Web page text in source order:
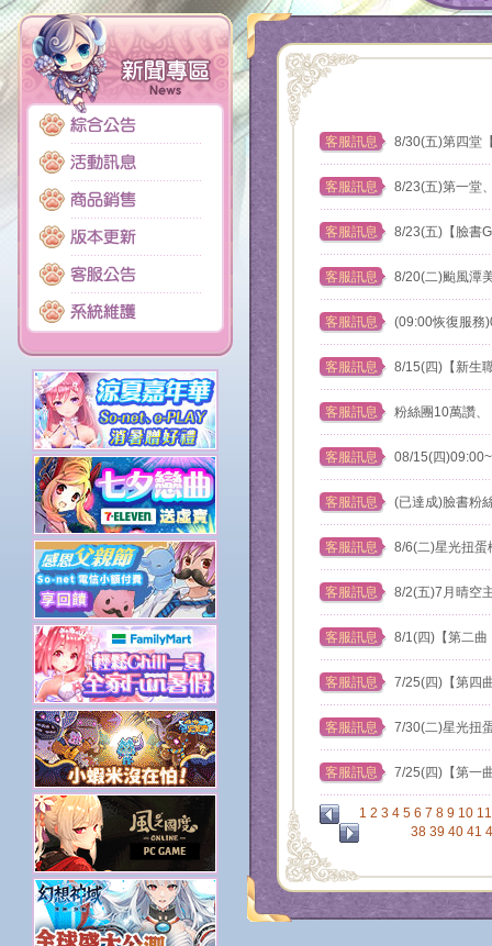
客服訊息 8/30(五)第四堂
客服訊息 8/23(五)第一堂
客服訊息 8/23(五)【臉書
客服訊息 8/20(二)颱風潭
客服訊息 (09:00恢復服務
客服訊息 8/15(四)【新生
客服訊息 粉絲團10萬讚
客服訊息 08/15(四
客服訊息 (已達成)臉書粉
客服訊息 8/6(二)星光扭蛋
客服訊息 8/2(五)7月晴空
客服訊息 8/1(四)【第二曲
客服訊息 7/25(四)【第四
客服訊息 7/30(二)星光扭
客服訊息 7/25(四)【第一
1 2 3 4 5 6 7 8 9 10 11
38 39 40 41